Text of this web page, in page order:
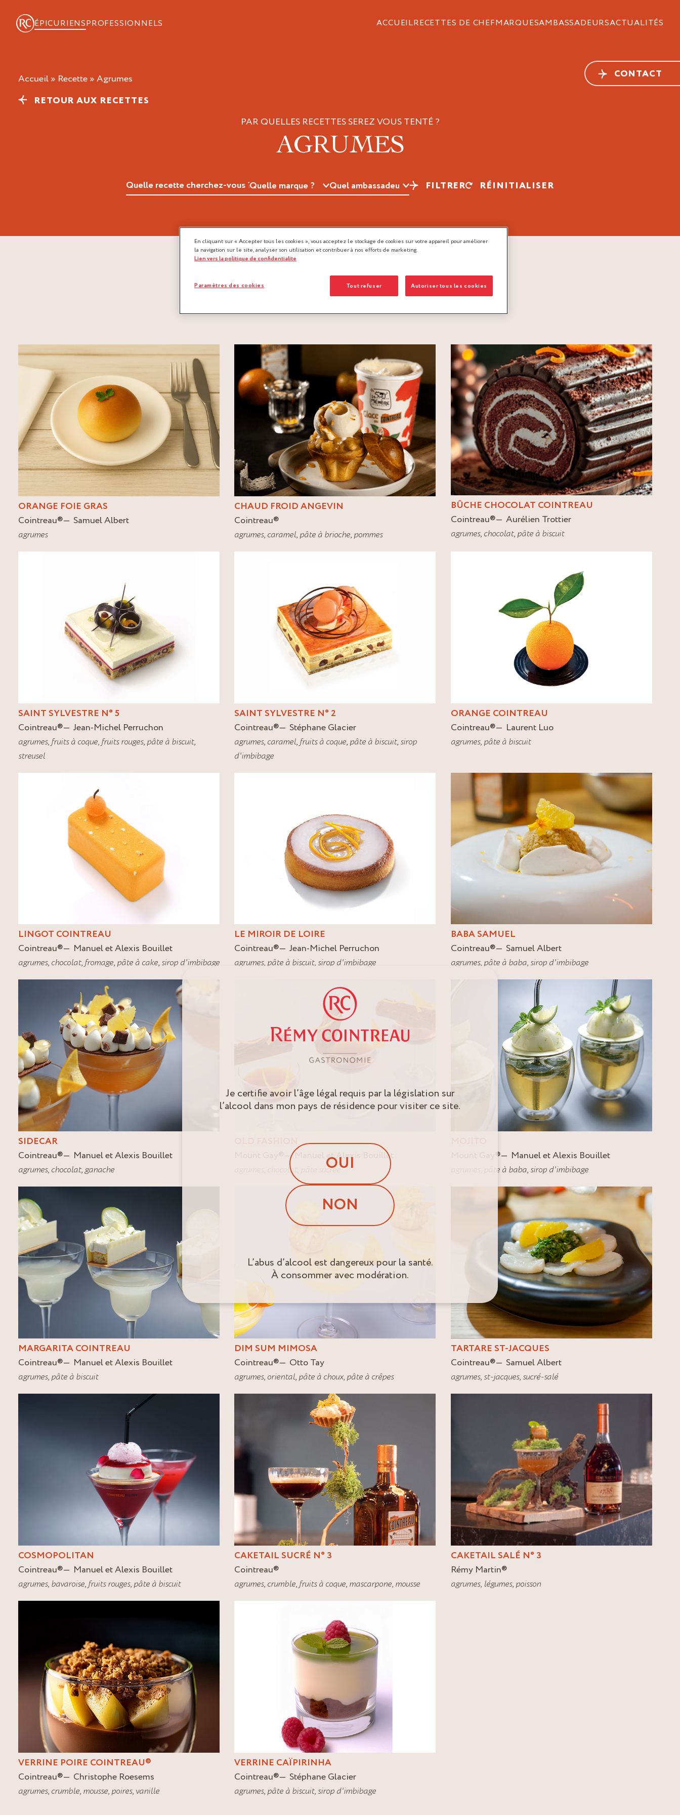
ÉPICURIENSPROFESSIONNELS ACCUEILRECETTES DE CHEFMARQUESAMBASSADEURSACTUALITÉS
CONTACT
Accueil » Recette » agrumes
RETOUR AUX RECETTES
PAR QUELLES RECETTES SEREZ VOUS TENTÉ ?
AGRUMES
FILTRER RÉINITIALISER
ORANGE FOIE GRAS
Cointreau®
Samuel Albert
agrumes
CHAUD FROID ANGEVIN
Cointreau®
agrumes, caramel, pâte à brioche, pommes
BÛCHE CHOCOLAT COINTREAU
Cointreau®
Aurélien Trottier
agrumes, chocolat, pâte à biscuit
SAINT SYLVESTRE N° 5
Cointreau®
Jean-Michel Perruchon
agrumes, fruits à coque, fruits rouges, pâte à biscuit,
streusel
SAINT SYLVESTRE N° 2
Cointreau®
Stéphane Glacier
agrumes, caramel, fruits à coque, pâte à biscuit, sirop
d'imbibage
ORANGE COINTREAU
Cointreau®
Laurent Luo
agrumes, pâte à biscuit
LINGOT COINTREAU
Cointreau®
Manuel et Alexis Bouillet
agrumes, chocolat,fromage, pâte à cake, sirop d'imbibage
LE MIROIR DE LOIRE
Cointreau®
Jean-Michel Perruchon
agrumes, pâte à biscuit, sirop d'imbibage
BABA SAMUEL
Cointreau®
Samuel Albert
agrumes, pâte à baba, sirop d'imbibage
SIDECAR
Cointreau®
Manuel et Alexis Bouillet
agrumes, chocolat,ganache
Manuel et Alexis Bouillet
chocolat pâte sucrée
®
Manuel et Alexis Bouillet
pâte à baba, sirop d'imbibage
MARGARITA COINTREAU
Cointreau®
Manuel et Alexis Bouillet
agrumes, pâte à biscuit
DIM SUM MIMOSA
Cointreau®
Otto Tay
agrumes, oriental, pâte à choux, pâte à crêpes
TARTARE ST-JACQUES
Cointreau®
Samuel Albert
agrumes, st-jacques, sucré-salé
COSMOPOLITAN
Cointreau®
Manuel et Alexis Bouillet
agrumes, bavaroise, fruits rouges, pâte à biscuit
CAKETAIL SUCRÉ N° 3
Cointreau®
agrumes, crumble, fruits à coque, mascarpone, mousse
CAKETAIL SALÉ N° 3
Rémy Martin®
agrumes, légumes, poisson
VERRINE POIRE COINTREAU®
Cointreau®
Christophe Roesems
agrumes, crumble, mousse, poires, vanille
VERRINE CAÏPIRINHA
Cointreau®
Stéphane Glacier
agrumes, pâte à biscuit, sirop d'imbibage
Je certifie avoir l’âge légal requis par la législation sur
l’alcool dans mon pays de résidence pour visiter ce site.
OUI
NON
L’abus d’alcool est dangereux pour la santé.
À consommer avec modération.
En cliquant sur « Accepter tous les cookies », vous acceptez le stockage de cookies sur votre appareil pour améliorer
la navigation sur le site, analyser son utilisation et contribuer à nos efforts de marketing.
Lien vers la politique de confidentialite
Tout refuser Autoriser tous les cookies
Paramètres des cookies